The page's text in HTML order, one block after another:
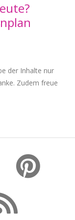
der Inhalte nur
Zudem freue